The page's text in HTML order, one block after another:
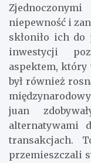
niepewność i
skłoniło ich
inwestycji
aspektem, który
był również
juan
alternatywami
transakcjach.
przemieszczali